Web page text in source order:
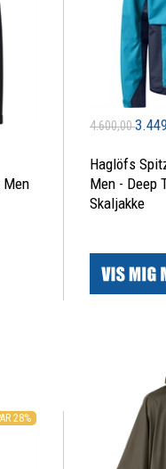
4.600,00
Haglöfs
Men - Deep
Skaljakke
28%